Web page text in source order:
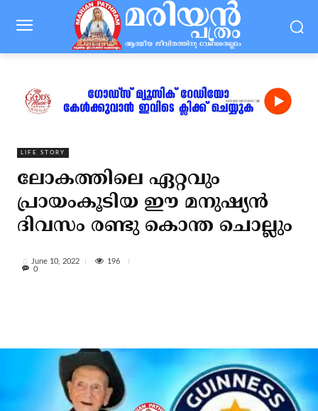
LIFE STORY
ലോകത്തിലെ ഏറ്റവും
പ്രായംകൂടിയ ഈ മനുഷ്യന്‍
ദിവസം രണ്ടു കൊന്ത ചൊല്ലും
June 10, 2022
196
0